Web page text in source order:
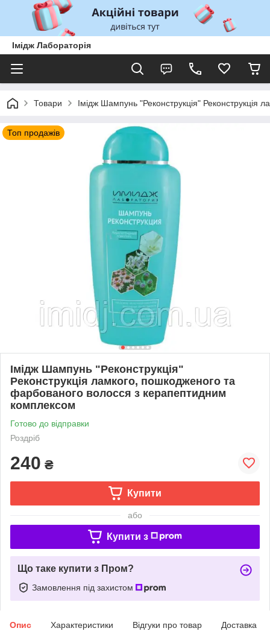
Імідж Лабораторія
Товари Імідж Шампунь "Реконструкція"
Топ продажів
Імідж Шампунь "Реконструкція"
Реконструкція ламкого, пошкодженого та
фарбованого волосся з керапептидним
комплексом
Готово до відправки
Роздріб
240 ₴
Купити
або
Купити з
Що таке купити з Пром?
Замовлення під захистом
Опис Характеристики Відгуки про товар Доставка